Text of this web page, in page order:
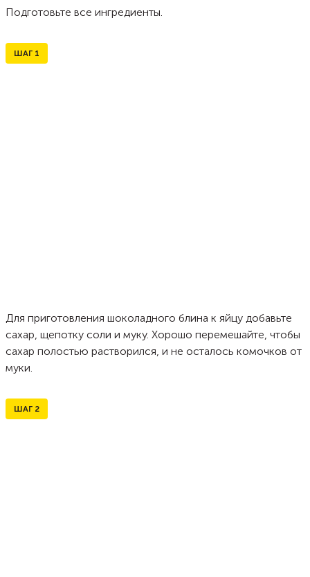
Подготовьте все ингредиенты.
ШАГ 1
Для приготовления шоколадного блина к яйцу добавьте
сахар, щепотку соли и муку. Хорошо перемешайте, чтобы
сахар полостью растворился, и не осталось комочков от
муки.
ШАГ 2